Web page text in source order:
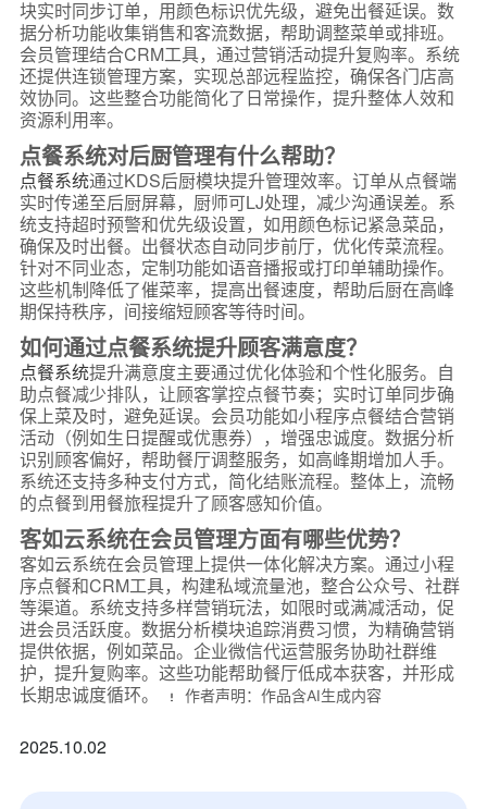
块实时同步订单，用颜色标识优先级，避免出餐延误。数
据分析功能收集销售和客流数据，帮助调整菜单或排班。
会员管理结合CRM工具，通过营销活动提升复购率。系统
还提供连锁管理方案，实现总部远程监控，确保各门店高
效协同。这些整合功能简化了日常操作，提升整体人效和
资源利用率。
点餐系统对后厨管理有什么帮助？
点餐系统通过KDS后厨模块提升管理效率。订单从点餐端
实时传递至后厨屏幕，厨师可LJ处理，减少沟通误差。系
统支持超时预警和优先级设置，如用颜色标记紧急菜品，
确保及时出餐。出餐状态自动同步前厅，优化传菜流程。
针对不同业态，定制功能如语音播报或打印单辅助操作。
这些机制降低了催菜率，提高出餐速度，帮助后厨在高峰
期保持秩序，间接缩短顾客等待时间。
如何通过点餐系统提升顾客满意度？
点餐系统提升满意度主要通过优化体验和个性化服务。自
助点餐减少排队，让顾客掌控点餐节奏；实时订单同步确
保上菜及时，避免延误。会员功能如小程序点餐结合营销
活动（例如生日提醒或优惠券），增强忠诚度。数据分析
识别顾客偏好，帮助餐厅调整服务，如高峰期增加人手。
系统还支持多种支付方式，简化结账流程。整体上，流畅
的点餐到用餐旅程提升了顾客感知价值。
客如云系统在会员管理方面有哪些优势？
客如云系统在会员管理上提供一体化解决方案。通过小程
序点餐和CRM工具，构建私域流量池，整合公众号、社群
等渠道。系统支持多样营销玩法，如限时或满减活动，促
进会员活跃度。数据分析模块追踪消费习惯，为精确营销
提供依据，例如菜品。企业微信代运营服务协助社群维
护，提升复购率。这些功能帮助餐厅低成本获客，并形成
长期忠诚度循环。
作者声明：作品含AI生成内容
2025.10.02